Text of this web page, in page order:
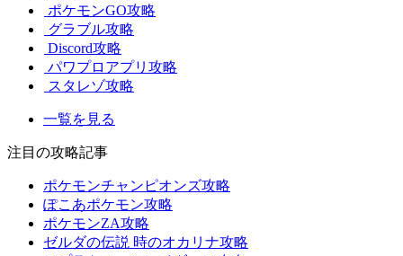
ポケモンGO攻略
グラブル攻略
Discord攻略
パワプロアプリ攻略
スタレゾ攻略
一覧を見る
注目の攻略記事
ポケモンチャンピオンズ攻略
ぽこあポケモン攻略
ポケモンZA攻略
ゼルダの伝説 時のオカリナ攻略